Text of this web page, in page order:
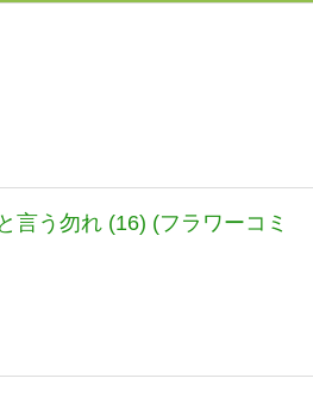
言う勿れ (16) (フラワーコミ